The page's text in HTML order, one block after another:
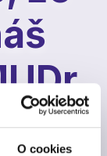
O cookies